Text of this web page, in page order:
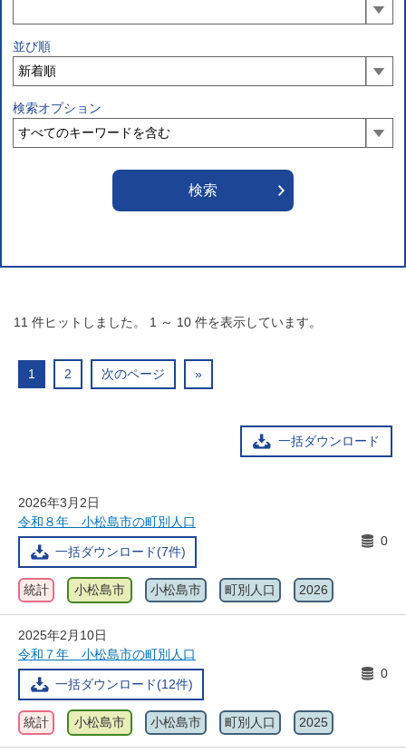
並び順
検索オプション
11 件ヒットしました。 1 ～ 10 件を表示しています。
1 2 次のページ »
一括ダウンロード
2026年3月2日
令和８年 小松島市の町別人口
一括ダウンロード(7件)
0
統計 小松島市 小松島市 町別人口 2026
2025年2月10日
令和７年 小松島市の町別人口
一括ダウンロード(12件)
0
統計 小松島市 小松島市 町別人口 2025